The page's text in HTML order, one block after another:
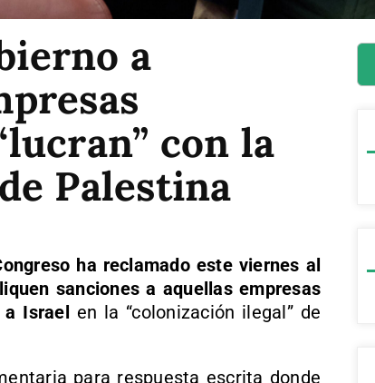
a
con la
Palestina
ha reclamado este viernes al
sanciones a aquellas empresas
a Israel en la “colonización ilegal” de
para respuesta escrita donde